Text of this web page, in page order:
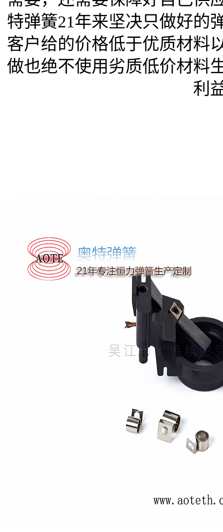
特弹簧21年来坚决只做好的
客户给的价格低于优质材料
做也绝不使用劣质低价材料
利